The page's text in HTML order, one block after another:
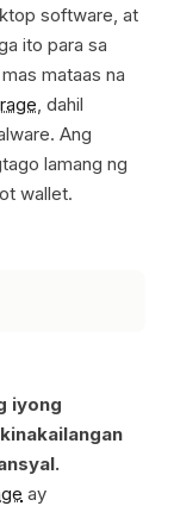
software, at
ito para sa
mataas na
, dahil
Ang
lamang ng
wallet.
iyong
ay